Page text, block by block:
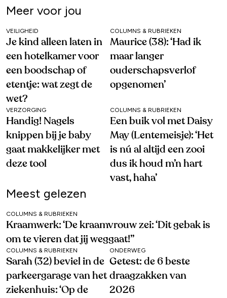
Meer voor jou
VEILIGHEID
Je kind alleen laten in
een hotelkamer voor
een boodschap of
etentje: wat zegt de
wet?
COLUMNS & RUBRIEKEN
Maurice (38): ‘Had ik
maar langer
ouderschapsverlof
opgenomen’
VERZORGING
Handig! Nagels
knippen bij je baby
gaat makkelijker met
deze tool
COLUMNS & RUBRIEKEN
Een buik vol met Daisy
May (Lentemeisje): ‘Het
is nú al altijd een zooi
dus ik houd m’n hart
vast, haha’
Meest gelezen
COLUMNS & RUBRIEKEN
Kraamwerk: ‘De kraamvrouw zei: ‘Dit gebak is
om te vieren dat jij weggaat!’’
COLUMNS & RUBRIEKEN
Sarah (32) beviel in de
parkeergarage van het
ziekenhuis: ‘Op de
ONDERWEG
Getest: de 6 beste
draagzakken van
2026